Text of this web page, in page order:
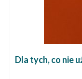
Dla tych, co nie